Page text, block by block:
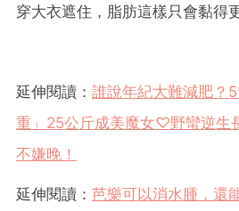
穿大衣遮住，脂肪這樣只會黏得
延伸閱讀： 誰說年紀大難減肥？
重」25公斤成美魔女♡野蠻逆生
不嫌晚！
延伸閱讀： 芭樂可以消水腫，還